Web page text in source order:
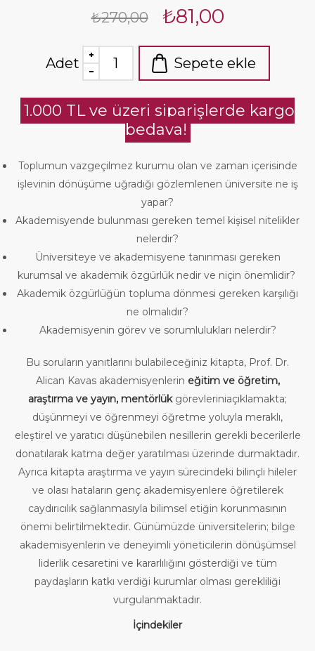
₺270,00 ₺81,00
Adet Sepete ekle
1.000 TL ve üzeri siparişlerde kargo
bedava!
Toplumun vazgeçilmez kurumu olan ve zaman içerisinde
işlevinin dönüşüme uğradığı gözlemlenen üniversite ne iş
yapar?
Akademisyende bulunması gereken temel kişisel nitelikler
nelerdir?
Üniversiteye ve akademisyene tanınması gereken
kurumsal ve akademik özgürlük nedir ve niçin önemlidir?
Akademik özgürlüğün topluma dönmesi gereken karşılığı
ne olmalıdır?
Akademisyenin görev ve sorumlulukları nelerdir?
Bu soruların yanıtlarını bulabileceğiniz kitapta, Prof. Dr.
Alican Kavas akademisyenlerin eğitim ve öğretim,
araştırma ve yayın, mentörlük görevleriniaçıklamakta;
düşünmeyi ve öğrenmeyi öğretme yoluyla meraklı,
eleştirel ve yaratıcı düşünebilen nesillerin gerekli becerilerle
donatılarak katma değer yaratılması üzerinde durmaktadır.
Ayrıca kitapta araştırma ve yayın sürecindeki bilinçli hileler
ve olası hataların genç akademisyenlere öğretilerek
caydırıcılık sağlanmasıyla bilimsel etiğin korunmasının
önemi belirtilmektedir. Günümüzde üniversitelerin; bilge
akademisyenlerin ve deneyimli yöneticilerin dönüşümsel
liderlik cesaretini ve kararlılığını gösterdiği ve tüm
paydaşların katkı verdiği kurumlar olması gerekliliği
vurgulanmaktadır.
İçindekiler